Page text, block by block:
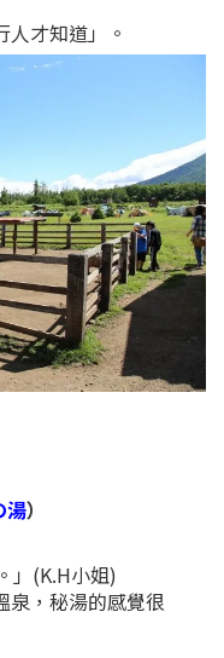
才知道」。
湯）
」(K.H小姐)
泉，秘湯的感覺很